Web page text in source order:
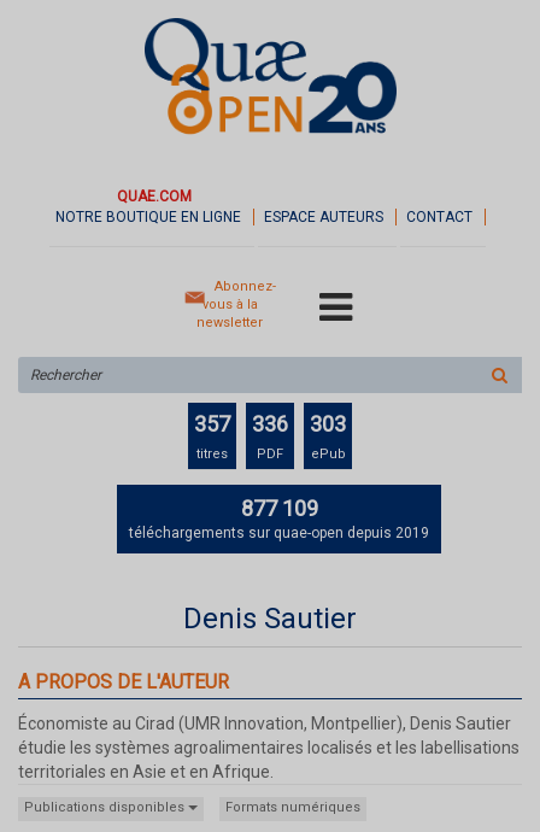
QUAE.COM
NOTRE BOUTIQUE EN LIGNE
ESPACE AUTEURS CONTACT
Abonnez-
vous à la
newsletter
sur
le
357
titres
336
PDF
303
ePub
877 109
téléchargements sur quae-open depuis 2019
Denis Sautier
A PROPOS DE L'AUTEUR
Économiste au Cirad (UMR Innovation, Montpellier), Denis Sautier
étudie les systèmes agroalimentaires localisés et les labellisations
territoriales en Asie et en Afrique.
Publications disponibles Formats numériques